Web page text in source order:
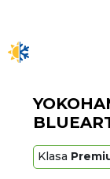
Klasa